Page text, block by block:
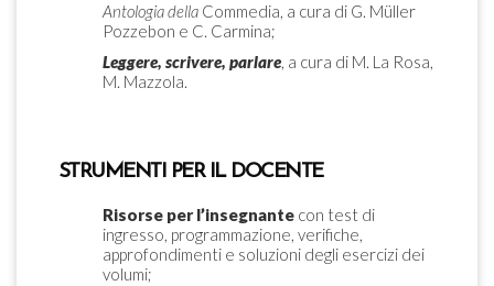
AntologiadellaCommedia, a cura di G. Müller
Pozzebon e C. Carmina;
Leggere, scrivere, parlare, a cura di M. La Rosa,
M. Mazzola.
STRUMENTI PER IL DOCENTE
Risorse per l’insegnantecon test di
ingresso, programmazione, verifiche,
approfondimenti e soluzioni degli esercizi dei
volumi;